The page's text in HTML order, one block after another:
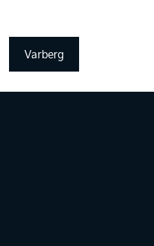
Varberg